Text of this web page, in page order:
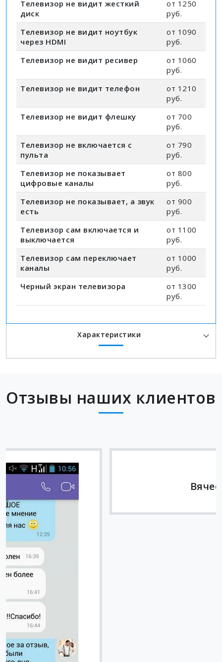
Телевизор не видит жесткий
диск
от 1250
руб.
Телевизор не видит ноутбук
через HDMI
от 1090
руб.
Телевизор не видит ресивер
от 1060
руб.
Телевизор не видит телефон
от 1210
руб.
Телевизор не видит флешку
от 700
руб.
Телевизор не включается с
пульта
от 790
руб.
Телевизор не показывает
цифровые каналы
от 800
руб.
Телевизор не показывает, а звук
есть
от 900
руб.
Телевизор сам включается и
выключается
от 1100
руб.
Телевизор сам переключает
каналы
от 1000
руб.
Черный экран телевизора
от 1300
руб.
Характеристики
Отзывы наших клиентов